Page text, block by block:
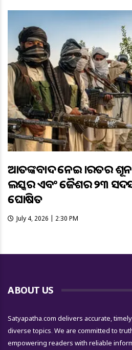
ଆତଙ୍କବାଦ ନେଇ ଭାରତର
ଲସ୍କର ଏବଂ ଜୈଶର ୨୩
ଘୋଷିତ
July 4, 2026 | 2:30 PM
ABOUT US
Satyapatha.com delivers accurate,
diverse topics. We are committed to
empowering readers with reliable